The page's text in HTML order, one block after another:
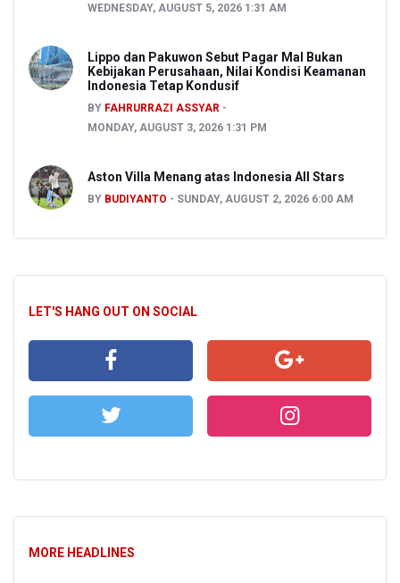
WEDNESDAY, AUGUST 5, 2026 1:31 AM
Lippo dan Pakuwon Sebut Pagar Mal Bukan
Kebijakan Perusahaan, Nilai Kondisi Keamanan
Indonesia Tetap Kondusif
BY FAHRURRAZI ASSYAR
MONDAY, AUGUST 3, 2026 1:31 PM
Aston Villa Menang atas Indonesia All Stars
BY BUDIYANTO SUNDAY, AUGUST 2, 2026 6:00 AM
LET'S HANG OUT ON SOCIAL
MORE HEADLINES